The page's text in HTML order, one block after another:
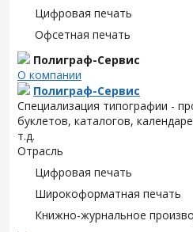
Цифровая печать
Офсетная печать
Полиграф-Сервис
О компании
Полиграф-Сервис
Специализация типографии -
буклетов, каталогов,
т.д.
Отрасль
Цифровая печать
Широкоформатная печать
Книжно-журнальное